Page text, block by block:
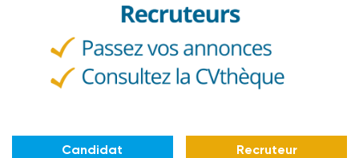
Candidat Recruteur